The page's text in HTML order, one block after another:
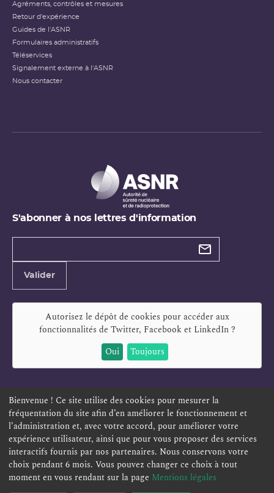
Agréments, contrôles et mesures
Retour d'expérience
Guides de l'ASNR
Formulaires administratifs
Téléservices
Signalement externe à l'ASNR
Nous contacter
S'abonner à nos lettres d'information
Types de
Valider
Autorisez le dépôt de cookies pour accéder aux
fonctionnalités de Twitter, Facebook et LinkedIn?
Oui
Toujours
ESPACE PERSONNEL OFFRES D'EMPLOI SIGNALEMENT
TÉLÉSERVICES PLAN DU SITE
ACCESSIBILITÉ POLITIQUE DE CONFIDENTIALITÉ
MENTIONS LÉGALES CONTACT
Bienvenue ! Ce site utilise des cookies pour mesurer la
fréquentation du site afin d’en améliorer le fonctionnement et
l’administration et, avec votre accord, pour améliorer votre
expérience utilisateur, ainsi que pour vous proposer des services
interactifs fournis par nos partenaires. Nous conservons votre
choix pendant 6 mois. Vous pouvez changer ce choix à tout
moment en vous rendant sur la page Mentions légales